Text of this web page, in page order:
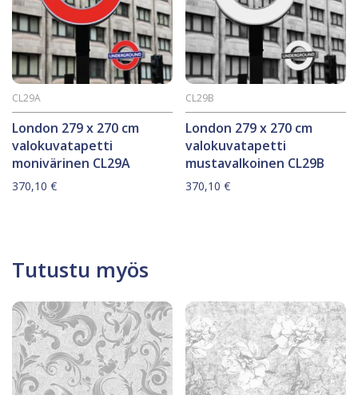
London 279 x 270 cm
valokuvatapetti
monivärinen CL29A
CL29A
370,10 €
London 279 x 270 cm
valokuvatapetti
mustavalkoinen CL29B
CL29B
370,10€
Tutustu myös